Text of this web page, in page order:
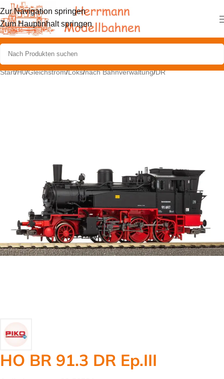
Zur Navigation springen
Zum Hauptinhalt springen
Start/H0/Gleichstrom/Loks/nach Bahnverwaltung/DR
HO BR 91.3 DR Ep.III